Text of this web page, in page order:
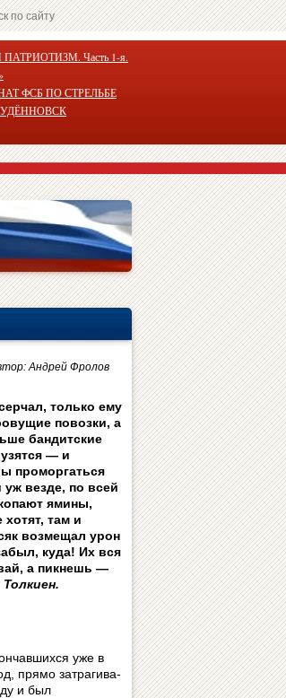
Часть 1-я.
ФСБ ПО СТРЕЛЬБЕ
Андрей Фролов
только ему
повозки, а
бандитские
— и
проморгаться
везде, по всей
ямины,
хотят, там и
возмещал урон
куда! Их вся
а пикнешь —
уже в
прямо зат­ра­ги­ва­
и был